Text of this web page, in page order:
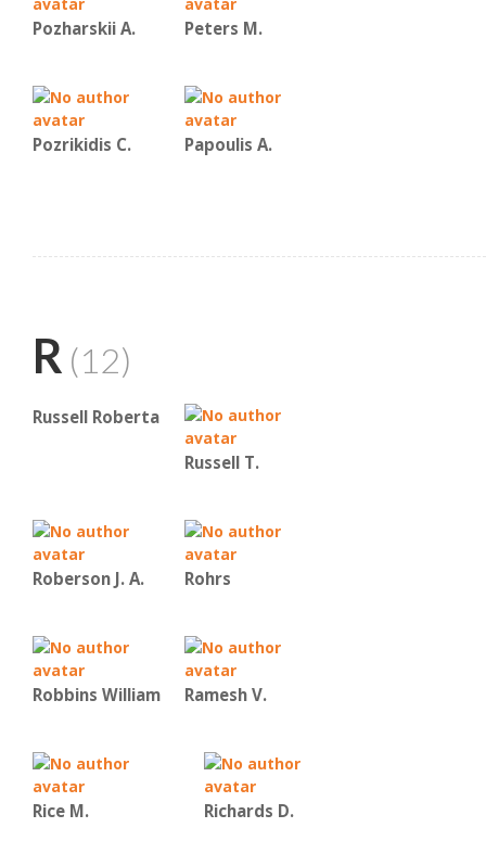
Pozharskii A. Peters M.
Pozrikidis C. Papoulis A.
R (12)
Russell Roberta
Russell T.
Roberson J. A. Rohrs
Robbins William Ramesh V.
Rice Μ. Richards D.